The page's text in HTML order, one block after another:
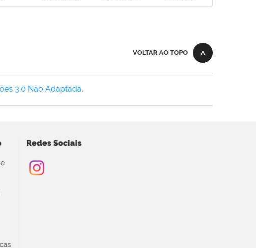
VOLTAR AO TOPO
3.0 Não Adaptada.
Redes Sociais